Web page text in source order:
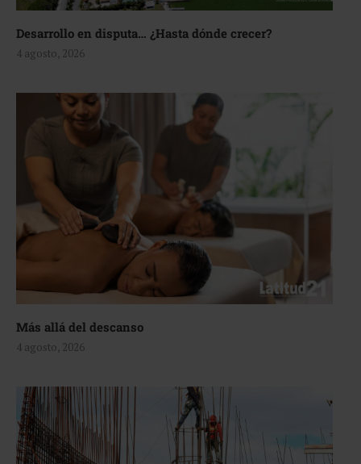
Desarrollo en disputa… ¿Hasta dónde crecer?
4 agosto, 2026
Más allá del descanso
4 agosto, 2026